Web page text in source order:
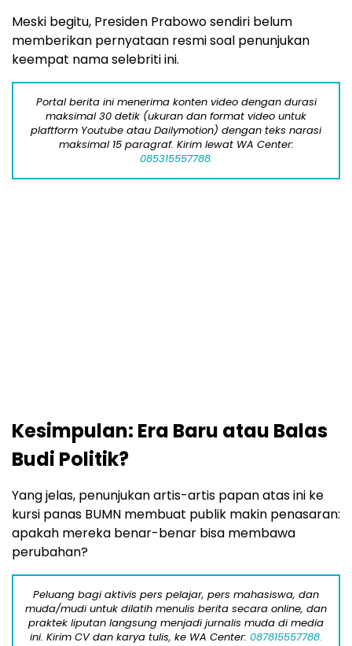
Meski begitu, Presiden Prabowo sendiri belum
memberikan pernyataan resmi soal penunjukan
keempat nama selebriti ini.
Portal berita ini menerima konten video dengan durasi
maksimal 30 detik (ukuran dan format video untuk
plaftform Youtube atau Dailymotion) dengan teks narasi
maksimal 15 paragraf. Kirim lewat WA Center:
085315557788.
Kesimpulan: Era Baru atau Balas
Budi Politik?
Yang jelas, penunjukan artis-artis papan atas ini ke
kursi panas BUMN membuat publik makin penasaran:
apakah mereka benar-benar bisa membawa
perubahan?
Peluang bagi aktivis pers pelajar, pers mahasiswa, dan
muda/mudi untuk dilatih menulis berita secara online, dan
praktek liputan langsung menjadi jurnalis muda di media
ini. Kirim CV dan karya tulis, ke WA Center: 087815557788.